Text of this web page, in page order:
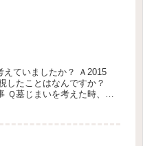
えていましたか？ Ａ2015
したことはなんですか？
Ｑ墓じまいを考えた時、ど